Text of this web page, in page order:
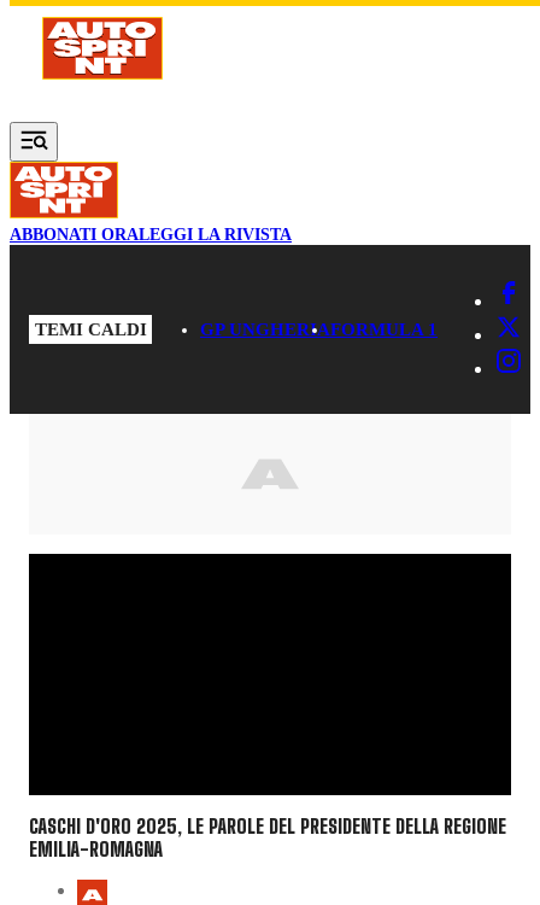
Vai al contenuto principale
ABBONATI ORALEGGI LA RIVISTA
TEMI CALDI GP UNGHERIAFORMULA 1
CASCHI D'ORO 2025, LE PAROLE DEL PRESIDENTE DELLA REGIONE
EMILIA-ROMAGNA